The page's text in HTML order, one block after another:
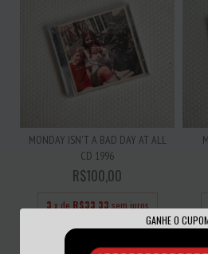
GANHE O
MONDAY ISN'T A BAD DAY AT ALL
CD 1996
R$100,00
3 x de R$33,33 sem juros